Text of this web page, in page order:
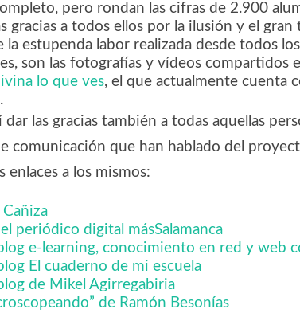
pero rondan las cifras de 2.900
gracias a todos ellos por la ilusión y el gran
la estupenda labor realizada desde todos
son las fotografías y vídeos compartidos
lo que ves, el que actualmente cuenta
dar las gracias también a todas aquellas
comunicación que han hablado del
enlaces a los mismos:
periódico digital másSalamanca
e-learning, conocimiento en red y web
El cuaderno de mi escuela
de Mikel Agirregabiria
de Ramón Besonías